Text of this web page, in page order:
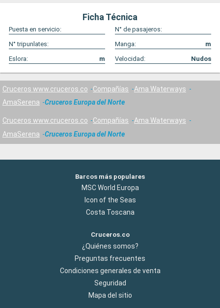
Ficha Técnica
Puesta en servicio:
N° de pasajeros:
N° tripunlates:
Manga:
m
Eslora:
m Velocidad: Nudos
Cruceros www.cruceros.co Compañías
Ama Waterways
AmaSerena
Cruceros Europa del Norte
Cruceros www.cruceros.co Compañías
Ama Waterways
AmaSerena
Cruceros Europa del Norte
Barcos más populares
MSC World Europa
Icon of the Seas
Costa Toscana
Cruceros.co
¿Quiénes somos?
Preguntas frecuentes
Condiciones generales de venta
Seguridad
Mapa del sitio